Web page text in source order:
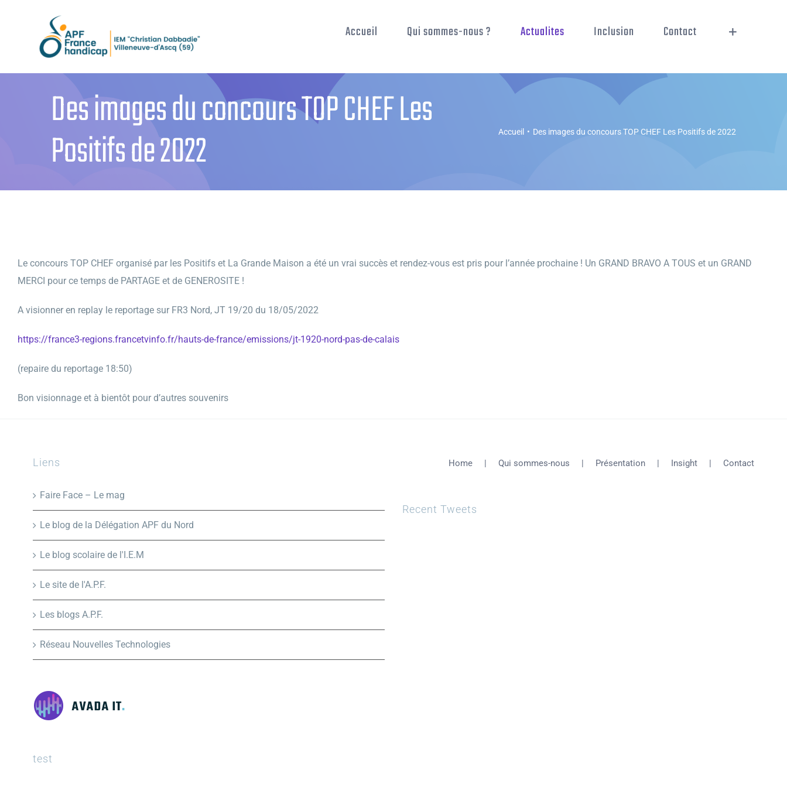
Accueil Qui sommes-nous ? Actualites Inclusion Contact
Des images du concours TOP CHEF Les
Positifs de 2022 Accueil • Des images du concours TOP CHEF Les Positifs de 2022
Le concours TOP CHEF organisé par les Positifs et La Grande Maison a été un vrai succès et rendez-vous est pris pour l’année prochaine ! Un GRAND BRAVO A TOUS et un GRAND
MERCI pour ce temps de PARTAGE et de GENEROSITE !
A visionner en replay le reportage sur FR3 Nord, JT 19/20 du 18/05/2022
https://france3-regions.francetvinfo.fr/hauts-de-france/emissions/jt-1920-nord-pas-de-calais
(repaire du reportage 18:50)
Bon visionnage et à bientôt pour d’autres souvenirs
Liens
Faire Face – Le mag
Le blog de la Délégation APF du Nord
Le blog scolaire de l'I.E.M
Le site de l'A.P.F.
Les blogs A.P.F.
Réseau Nouvelles Technologies
test
Home Qui sommes-nous Présentation Insight Contact
Recent Tweets